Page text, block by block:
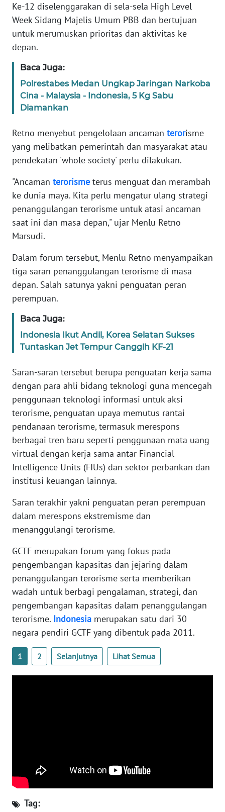
Ke-12 diselenggarakan di sela-sela High Level
Week Sidang Majelis Umum PBB dan bertujuan
untuk merumuskan prioritas dan aktivitas ke
depan.
Baca Juga:
Polrestabes Medan Ungkap Jaringan Narkoba
Cina - Malaysia - Indonesia, 5 Kg Sabu
Diamankan
Retno menyebut pengelolaan ancaman terorisme
yang melibatkan pemerintah dan masyarakat atau
pendekatan 'whole society' perlu dilakukan.
"Ancaman terorisme terus menguat dan merambah
ke dunia maya. Kita perlu mengatur ulang strategi
penanggulangan terorisme untuk atasi ancaman
saat ini dan masa depan," ujar Menlu Retno
Marsudi.
Dalam forum tersebut, Menlu Retno menyampaikan
tiga saran penanggulangan terorisme di masa
depan. Salah satunya yakni penguatan peran
perempuan.
Baca Juga:
Indonesia Ikut Andil, Korea Selatan Sukses
Tuntaskan Jet Tempur Canggih KF-21
Saran-saran tersebut berupa penguatan kerja sama
dengan para ahli bidang teknologi guna mencegah
penggunaan teknologi informasi untuk aksi
terorisme, penguatan upaya memutus rantai
pendanaan terorisme, termasuk merespons
berbagai tren baru seperti penggunaan mata uang
virtual dengan kerja sama antar Financial
Intelligence Units (FIUs) dan sektor perbankan dan
institusi keuangan lainnya.
Saran terakhir yakni penguatan peran perempuan
dalam merespons ekstremisme dan
menanggulangi terorisme.
GCTF merupakan forum yang fokus pada
pengembangan kapasitas dan jejaring dalam
penanggulangan terorisme serta memberikan
wadah untuk berbagi pengalaman, strategi, dan
pengembangan kapasitas dalam penanggulangan
terorisme. Indonesia merupakan satu dari 30
negara pendiri GCTF yang dibentuk pada 2011.
1 2 Selanjutnya Lihat Semua
Tag:
INFO
IKLAN
TENTANG
PEDOMAN
MEDIA
SIBER
REDAKSI
KARIR
DISCLAIMER
Wahana
News
Regional
WN
SUMUT
WN
JAKARTA
WN
JABAR
WN
WN
NTT
WN
KEPRI
WN
WN
PAPUA
WN
RIAU
WN
SERAMBI
WN
JAMBI
WN
WN
SULBAR